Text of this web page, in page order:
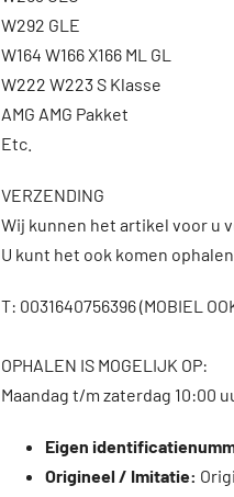
W292 GLE
W164 W166 X166 ML GL
W222 W223 S Klasse
AMG AMG Pakket
Etc.
VERZENDING
Wij kunnen het artikel voor u
U kunt het ook komen
T: 0031640756396 (MOBIEL
OPHALEN IS MOGELIJK OP:
Maandag t/m zaterdag 10:00
Eigen
Origineel / Imitatie: